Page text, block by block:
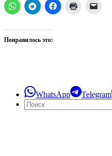
Понравилось это:
WhatsApp Telegram